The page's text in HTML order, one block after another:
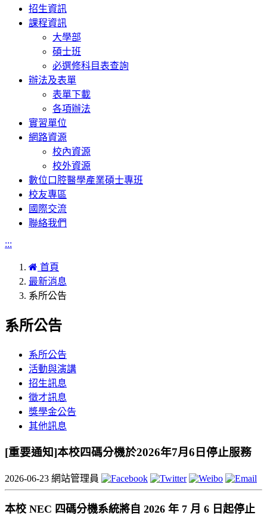
招生資訊
課程資訊
大學部
碩士班
必選修科目表查詢
辦法及表單
表單下載
各項辦法
實習單位
網路資源
校內資源
校外資源
數位口腔醫學產業碩士專班
校友專區
國際交流
聯絡我們
:::
首頁
最新消息
系所公告
系所公告
系所公告
活動與演講
招生訊息
徵才訊息
獎學金公告
其他訊息
[重要通知]本校四碼分機於2026年7月6日停止服務
2026-06-23 網站管理員
本校 NEC 四碼分機系統將自 2026 年 7 月 6 日起停止